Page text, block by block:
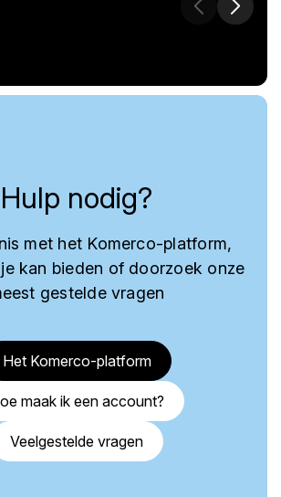
Hulp nodig?
met het Komerco-platform,
kan bieden of doorzoek onze
gestelde vragen
Het Komerco-platform
maak ik een account?
Veelgestelde vragen